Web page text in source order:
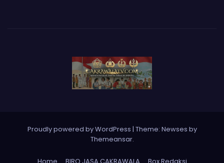
Proudly powered by WordPress | Theme: Newses by
Themeansar.
Home BIRO JASA CAKRAWALA Box Redaksi